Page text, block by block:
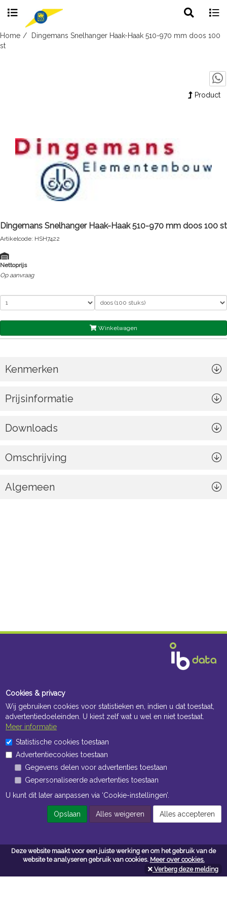
Deze website maakt voor een juiste werking en om het gebruik van de
website te analyseren gebruik van cookies. Meer over cookies.
Verberg deze melding
Skip
to
search
Home
Dingemans Snelhanger Haak-Haak 510-970 mm doos 100
st
Product
Dingemans Snelhanger Haak-Haak 510-970 mm doos 100 st
Artikelcode: HSH7422
Nettoprijs
Op aanvraag
Winkelwagen
Kenmerken
Prijsinformatie
Downloads
Omschrijving
Algemeen
Openingstijden Kantoor
ma t/m vr 8:30 uur tot 17:00 uur
Openingstijden Magazijn
ma t/m vr 7:00 uur tot 16:30 uur
Navigatie
Algemene voorwaarden
Privacy
Cookies & privacy
Wij gebruiken cookies voor statistieken en, indien u dat toestaat,
advertentiedoeleinden. U kiest zelf wat u wel en niet toestaat.
Meer informatie
Statistische cookies toestaan
Advertentiecookies toestaan
Gegevens delen voor advertenties toestaan
Gepersonaliseerde advertenties toestaan
U kunt dit later aanpassen via ‘Cookie-instellingen’.
Opslaan Alles weigeren Alles accepteren